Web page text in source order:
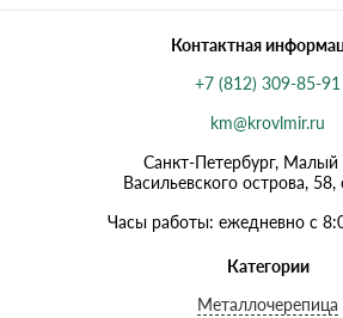
Контактная
+7 (812) 309-85-91
km@krovlmir.ru
Санкт-Петербург, Малый
Васильевского острова,
Часы работы: ежедневно с
Категории
Металлочерепица